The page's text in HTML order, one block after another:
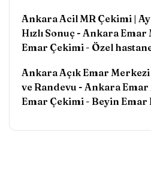
Ankara Acil MR Çekimi |
Hızlı Sonuç - Ankara Emar
Emar Çekimi - Özel
Ankara Açık Emar Merkezi
ve Randevu - Ankara Emar
Emar Çekimi - Beyin Emar